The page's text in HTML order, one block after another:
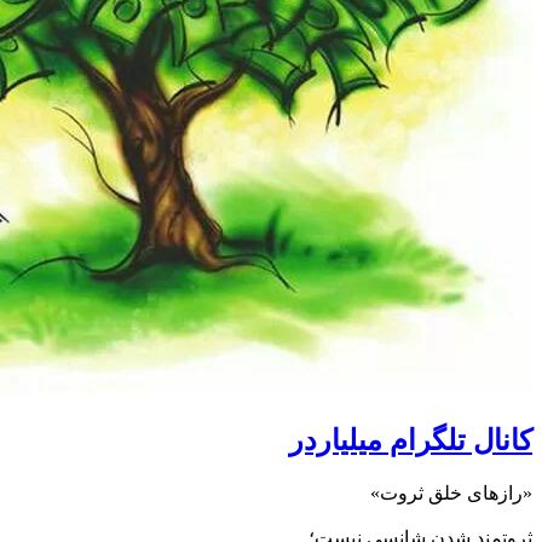
کانال تلگرام میلیاردر
«رازهای خلق ثروت»
ثروتمند شدن شانسی نیست؛